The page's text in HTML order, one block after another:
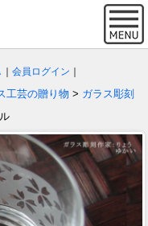
会員ログイン
工芸の贈り物 > ガラス彫刻